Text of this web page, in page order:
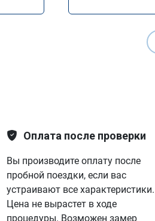
Оплата после проверки
Вы производите оплату после
пробной поездки, если вас
устраивают все характеристики.
Цена не вырастет в ходе
процедуры. Возможен замер